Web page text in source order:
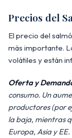
Precios del
El precio del
más importante.
volátiles y están
Oferta y
consumo. Un
productores (por
la baja, mientras
Europa, Asia y